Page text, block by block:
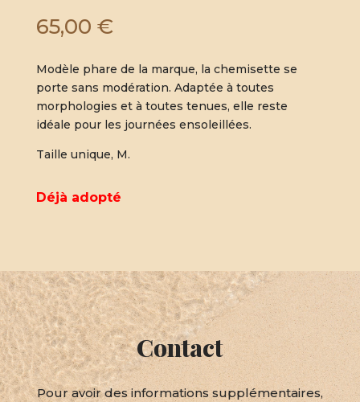
65,00 €
Modèle phare de la marque, la chemisette se
porte sans modération. Adaptée à toutes
morphologies et à toutes tenues, elle reste
idéale pour les journées ensoleillées.
Taille unique, M.
Déjà adopté
Contact
Pour avoir des informations supplémentaires,